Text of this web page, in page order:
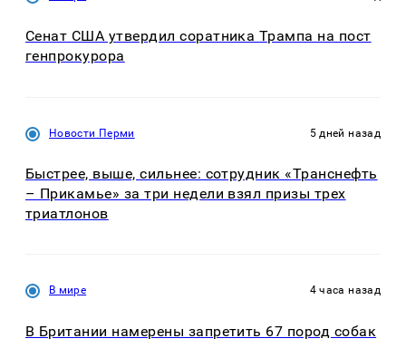
Сенат США утвердил соратника Трампа на пост
генпрокурора
Новости Перми 5 дней назад
Быстрее, выше, сильнее: сотрудник «Транснефть
– Прикамье» за три недели взял призы трех
триатлонов
В мире 4 часа назад
В Британии намерены запретить 67 пород собак